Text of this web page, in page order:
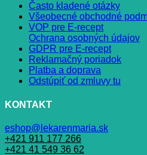
Často kladené otázky
Všeobecné obchodné
VOP pre E-recept
Ochrana osobných údajov
GDPR pre E-recept
Reklamačný poriadok
Platba a doprava
Odstúpiť od zmluvy tu
KONTAKT
eshop@lekarenmaria.sk
+421 911 177 266
+421 41 549 36 62